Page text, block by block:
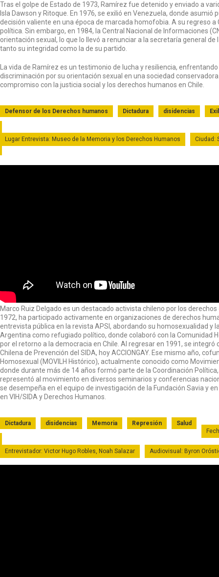
Tras el golpe de Estado de 1973, Ramírez fue detenido y enviado a
Isla Dawson y Ritoque. En 1976, se exilió en Venezuela, donde
decisión valiente en una época de marcada homofobia. A su regreso
política. Sin embargo, en 1984, la Central Nacional de Informaciones
orientación sexual, lo que lo llevó a renunciar a la secretaría general
tanto su integridad como la de su partido.
La vida de Ramírez es un testimonio de lucha y resiliencia,
discriminación por su orientación sexual en una sociedad
compromiso con la justicia social y los derechos humanos en Chile.
Defensor de los Derechos humanos Dictadura disidencias
Lugar Entrevista: Museo de la Memoria y los Derechos Humanos Ciudad:
​Marco Ruiz Delgado es un destacado activista chileno por los
1972, ha participado activamente en organizaciones de derechos
entrevista pública en la revista APSI, abordando su homosexualidad y
Argentina como refugiado político, donde colaboró con la Comunidad
por el retorno a la democracia en Chile. Al regresar en 1991, se
Chilena de Prevención del SIDA, hoy ACCIONGAY. Ese mismo año,
Homosexual (MOVILH Histórico), actualmente conocido como
donde durante más de 14 años formó parte de la Coordinación
representó al movimiento en diversos seminarios y conferencias
se desempeña en el equipo de investigación de la Fundación Savia y
en VIH/SIDA y Derechos Humanos.
Dictadura disidencias Memoria Represión
Salud
Entrevistador: Victor Hugo Robles, Noah Salazar Audiovisual: Byron